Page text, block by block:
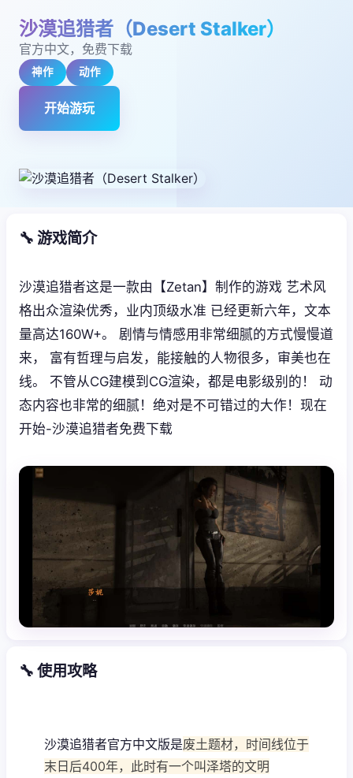
沙漠追猎者（Desert Stalker）
官方中文，免费下载
神作 动作
开始游玩
🔧 游戏简介
沙漠追猎者这是一款由【Zetan】制作的游戏 艺术风
格出众渲染优秀，业内顶级水准 已经更新六年，文本
量高达160W+。 剧情与情感用非常细腻的方式慢慢道
来， 富有哲理与启发，能接触的人物很多，审美也在
线。 不管从CG建模到CG渲染，都是电影级别的！ 动
态内容也非常的细腻！绝对是不可错过的大作！现在
开始-沙漠追猎者免费下载
🔧 使用攻略
沙漠追猎者官方中文版是废土题材，时间线位于
末日后400年，此时有一个叫泽塔的文明